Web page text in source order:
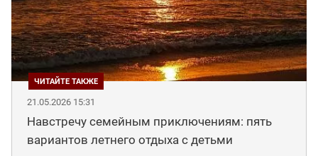
21.05.2026 15:31
Навстречу семейным приключениям: пять
вариантов летнего отдыха с детьми